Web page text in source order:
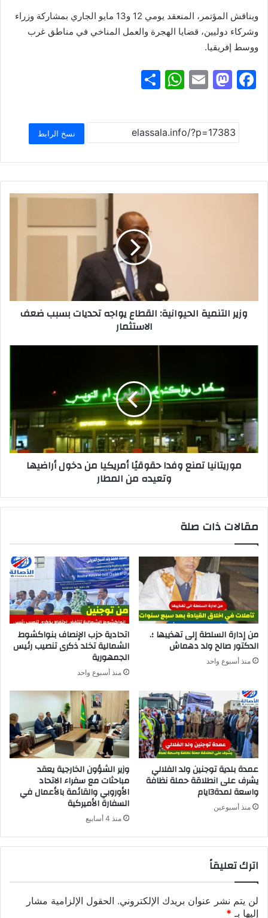
ويناقش المؤتمر، المنعقد يومي 12 و13 مايو الجاري بمشاركة وزراء
وشركاء دوليين، قضايا الهجرة والعمل المناخي في مناطق غرب
ووسط إفريقيا.
F
c
e
b
o
o
M
st
o
d
o
n
E
ai
l
W
at
s
A
p
p
ar
e
نسخ الرابط
وزير التنمية الحيوانية: القطاع يواجه تحديات بسبب ضعف
الاستثمار
موريتانيا تمنع وفدا حقوقيًا أمريكيا من دخول أراضيها
وتعيده من المطار
مقالات ذات صلة
من إدارة السلطة إلى تهذيبها ؛.
الدكتور صالح ولد دهماش
منذ أسبوع واحد
اتحادية حزب الإنصاف بنواكشوط
الشمالية تخلد ذكرى تنصيب رئيس
الجمهورية
منذ أسبوع واحد
عمدة بلدية توجنين ولد الفلالي
يشرف على انطلاقة حملة نظافة
واسعة لمدة3ايام
منذ أسبوعين
وزير الشؤون الخارجية يعقد
مباحثات مع سفراء الاتحاد
الأوروبي والقائمة بالأعمال في
السفارة الأميركية
منذ 4 أسابيع
اترك تعليقاً
لن يتم نشر عنوان بريدك الإلكتروني. الحقول الإلزامية مشار
إليها بـ *